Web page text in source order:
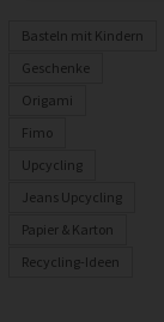
Basteln mit Kindern
Geschenke
Origami
Fimo
Upcycling
Jeans Upcycling
Papier & Karton
Recycling-Ideen